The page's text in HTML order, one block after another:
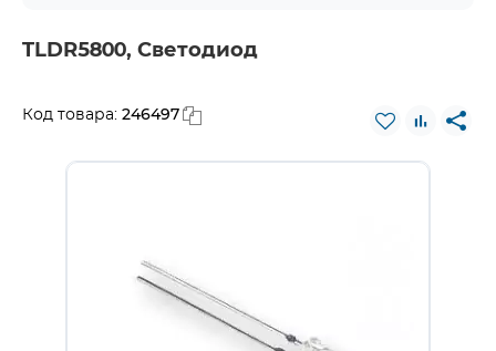
TLDR5800, Светодиод
Код товара: 246497